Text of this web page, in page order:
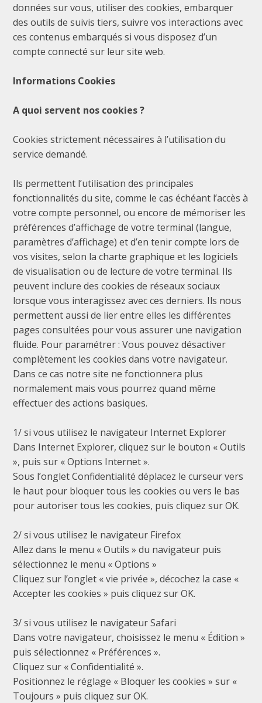
données sur vous, utiliser des cookies, embarquer
des outils de suivis tiers, suivre vos interactions avec
ces contenus embarqués si vous disposez d’un
compte connecté sur leur site web.
Informations Cookies
A quoi servent nos cookies ?
Cookies strictement nécessaires à l’utilisation du
service demandé.
Ils permettent l’utilisation des principales
fonctionnalités du site, comme le cas échéant l’accès à
votre compte personnel, ou encore de mémoriser les
préférences d’affichage de votre terminal (langue,
paramètres d’affichage) et d’en tenir compte lors de
vos visites, selon la charte graphique et les logiciels
de visualisation ou de lecture de votre terminal. Ils
peuvent inclure des cookies de réseaux sociaux
lorsque vous interagissez avec ces derniers. Ils nous
permettent aussi de lier entre elles les différentes
pages consultées pour vous assurer une navigation
fluide. Pour paramétrer : Vous pouvez désactiver
complètement les cookies dans votre navigateur.
Dans ce cas notre site ne fonctionnera plus
normalement mais vous pourrez quand même
effectuer des actions basiques.
1/ si vous utilisez le navigateur Internet Explorer
Dans Internet Explorer, cliquez sur le bouton « Outils
», puis sur « Options Internet ».
Sous l’onglet Confidentialité déplacez le curseur vers
le haut pour bloquer tous les cookies ou vers le bas
pour autoriser tous les cookies, puis cliquez sur OK.
2/ si vous utilisez le navigateur Firefox
Allez dans le menu « Outils » du navigateur puis
sélectionnez le menu « Options »
Cliquez sur l’onglet « vie privée », décochez la case «
Accepter les cookies » puis cliquez sur OK.
3/ si vous utilisez le navigateur Safari
Dans votre navigateur, choisissez le menu « Édition »
puis sélectionnez « Préférences ».
Cliquez sur « Confidentialité ».
Positionnez le réglage « Bloquer les cookies » sur «
Toujours » puis cliquez sur OK.